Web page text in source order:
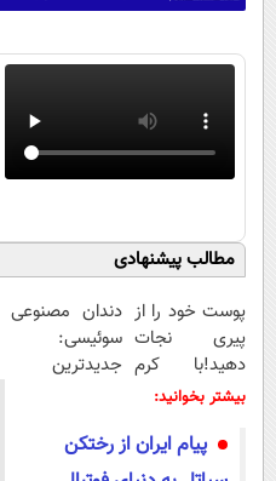
مطالب پیشنهادی
پوست خود را از
پیری نجات
دهید!با کرم
ضدچروک
دندان مصنوعی
سوئیسی:
جدیدترین
پرداخت قسطی
بیشتر بخوانید:
پیام ایران از رختکن